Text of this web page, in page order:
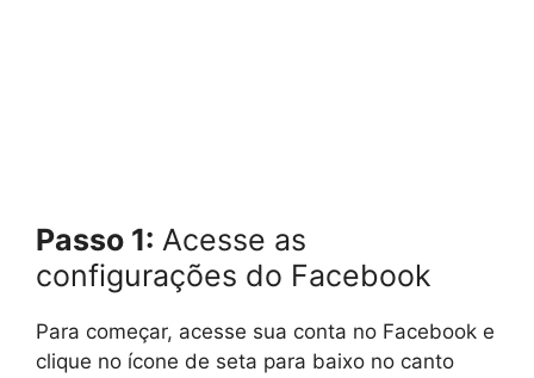
Passo 1: Acesse as
configurações do Facebook
Para começar, acesse sua conta no Facebook e
clique no ícone de seta para baixo no canto